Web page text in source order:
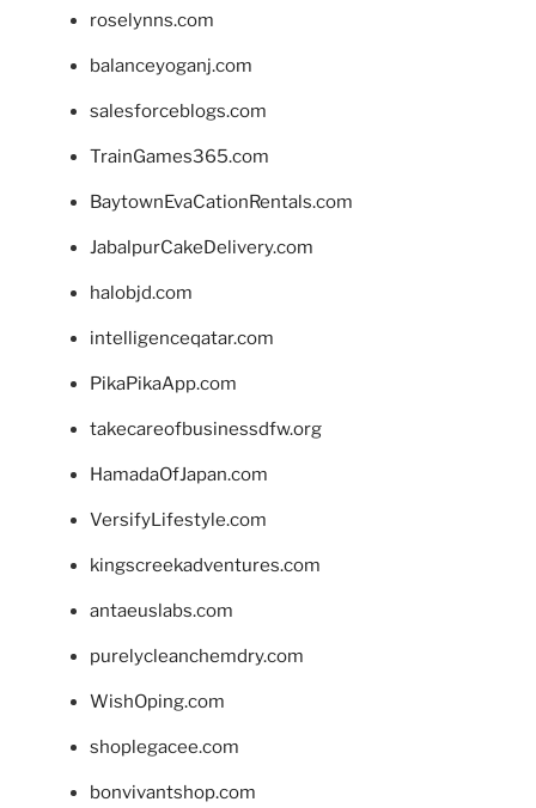
roselynns.com
balanceyoganj.com
salesforceblogs.com
TrainGames365.com
BaytownEvaCationRentals.com
JabalpurCakeDelivery.com
halobjd.com
intelligenceqatar.com
PikaPikaApp.com
takecareofbusinessdfw.org
HamadaOfJapan.com
VersifyLifestyle.com
kingscreekadventures.com
antaeuslabs.com
purelycleanchemdry.com
WishOping.com
shoplegacee.com
bonvivantshop.com